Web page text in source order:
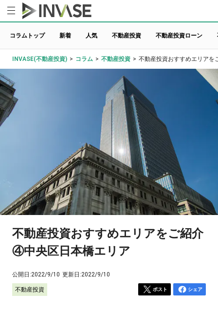
コラムトップ 新着 人気 不動産投資 不動産投資ローン
INVASE(不動産投資) > コラム > 不動産投資 > 不動産投資おすすめエリア
不動産投資おすすめエリアをご紹介
④中央区日本橋エリア
公開日:2022/9/10 更新日:2022/9/10
不動産投資 ポスト シェア